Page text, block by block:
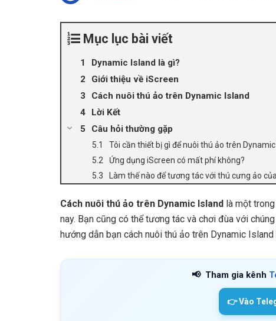
Mục lục bài viết
Dynamic Island là gì?
Giới thiệu về iScreen
Cách nuôi thú ảo trên Dynamic Island
Lời Kết
Câu hỏi thường gặp
Tôi cần thiết bị gì để nuôi thú ảo trên
Ứng dụng iScreen có mất phí không?
Làm thế nào để tương tác với thú cưng ảo
Cách nuôi thú ảo trên Dynamic Island là một
nay. Bạn cũng có thể tương tác và chơi đùa với
hướng dẫn bạn cách nuôi thú ảo trên Dynamic
📢 Tham gia kênh
👉 Vào